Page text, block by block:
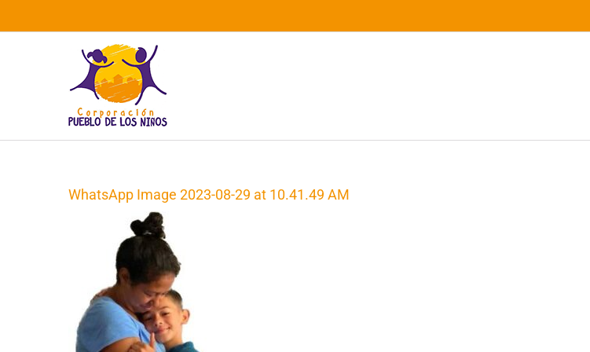
al
WhatsApp Image 2023-08-29 at 10.41.49 AM